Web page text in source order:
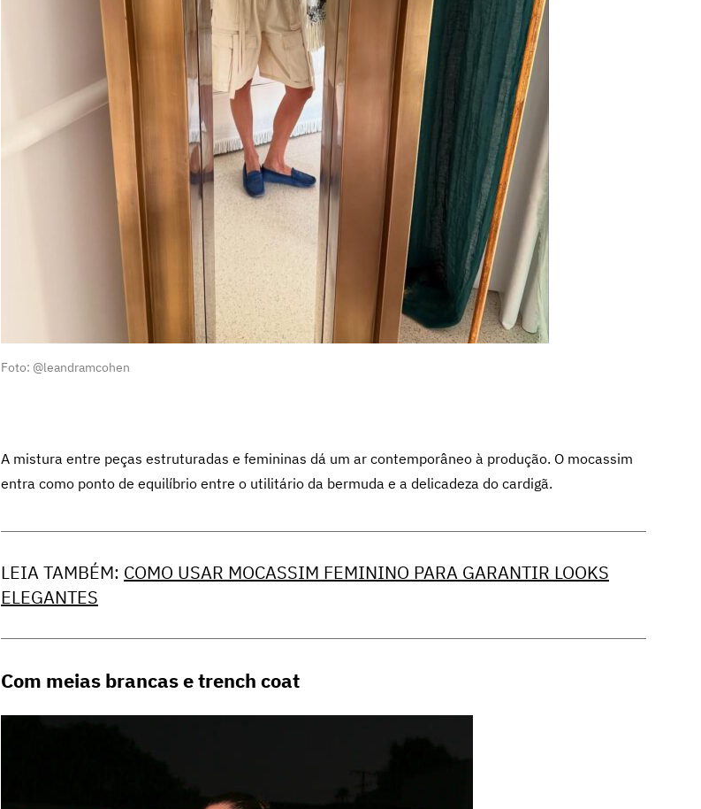
Foto: @leandramcohen
A mistura entre peças estruturadas e femininas dá um ar contemporâneo à produção. O mocassim
entra como ponto de equilíbrio entre o utilitário da bermuda e a delicadeza do cardigã.
LEIA TAMBÉM: COMO USAR MOCASSIM FEMININO PARA GARANTIR LOOKS
ELEGANTES
Com meias brancas e trench coat